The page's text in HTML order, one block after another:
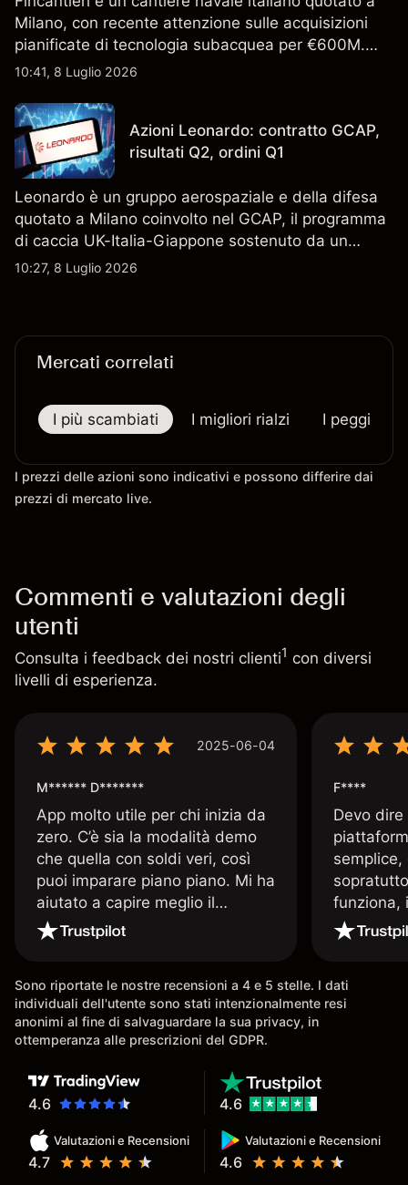
Milano, con recente attenzione sulle acquisizioni
pianificate di tecnologia subacquea per €600M.
Scopri i target di prezzo FCT di terze parti e l'analisi
indicatore affidabile dei risultati futuri.
10:41, 8 Luglio 2026
Azioni Leonardo: contratto GCAP,
risultati Q2, ordini Q1
Leonardo è un gruppo aerospaziale e della difesa
quotato a Milano coinvolto nel GCAP, il programma
di caccia UK-Italia-Giappone sostenuto da un
contratto da 4,6 miliardi di sterline. I risultati
10:27, 8 Luglio 2026
Mercati correlati
I più scambiati I migliori rialzi I peggiori
I prezzi delle azioni sono indicativi e possono differire dai
prezzi di mercato live.
Commenti e valutazioni degli
utenti
Consulta i feedback dei nostri clienti1 con diversi
livelli di esperienza.
2025-06-04
M****** D*******
App molto utile per chi inizia da
zero. C’è sia la modalità demo
che quella con soldi veri, così
puoi imparare piano piano. Mi ha
aiutato a capire meglio il
trading. La consiglio a chi parte
senza esperienza.
F****
Devo
funziona,
Davide e'
spiega
Sono riportate le nostre recensioni a 4 e 5 stelle. I dati
individuali dell'utente sono stati intenzionalmente resi
anonimi al fine di salvaguardare la sua privacy, in
ottemperanza alle prescrizioni del GDPR.
4.6
Valutazioni e Recensioni
4.7
Valutazioni e Recensioni
4.6
4.6